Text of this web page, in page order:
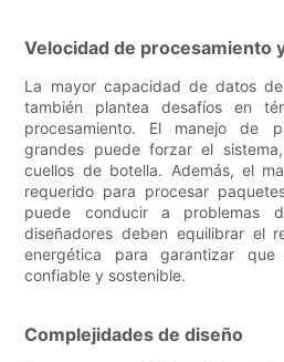
Velocidad de procesamiento
La mayor capacidad de datos
también plantea desafíos en
procesamiento. El manejo de
grandes puede forzar el
cuellos de botella. Además, el
requerido para procesar
puede conducir a problemas
diseñadores deben equilibrar el
energética para garantizar que
confiable y sostenible.
Complejidades de diseño